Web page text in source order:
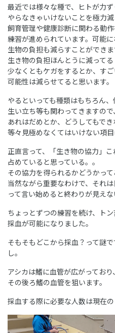
最近では様々な種で、ヒトが力
やらなきゃいけないことを極力
飼育管理や健康診断に関わる動
練習が進められています。可能
生物の負担も減らすことができま
生き物の負担ほんとうに減って
少なくともケガをするとか、す
可能性は減らせてると思います。
やるといっても種類はもちろん
生い立ち等も関わってきますの
あれはだめとか、どうしてもで
等々見極めなくてはいけない項
正直言って、「生き物の協力」
占めていると思っている。。
その協力を得られるかどうかっ
当然ながら重要なわけで、それ
って言い始めると終わりが見え
ちょっとずつの練習を続け、ト
採血が可能になりました。
そもそもどこから採血？って謎
し。
アシカは鰭に血管が広がっており
その後ろ鰭の血管を狙います。
採血する際に必要な人数は現在の